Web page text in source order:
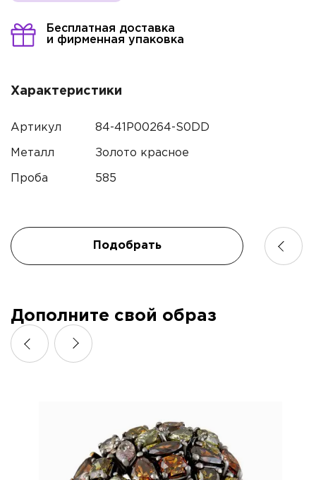
Бесплатная доставка
и фирменная упаковка
Характеристики
Артикул 84-41P00264-S0DD
Металл Золото красное
Проба 585
Подобрать
Контактный телефон*
Электронная почта
и даю согласие на обработку
персональных данных.*
Имя
Дополните свой образ